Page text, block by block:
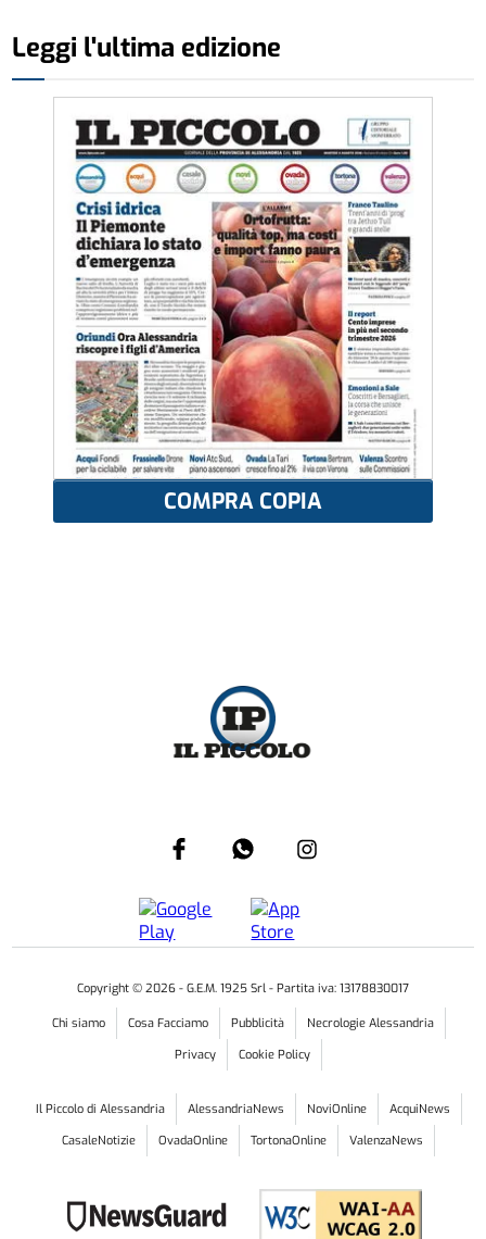
Leggi l'ultima edizione
COMPRA COPIA
Copyright © 2026 - G.E.M. 1925 Srl - Partita iva: 13178830017
Chi siamo Cosa Facciamo Pubblicità
Necrologie Alessandria
Privacy
Cookie Policy
Il Piccolo di Alessandria AlessandriaNews NoviOnline
AcquiNews
CasaleNotizie
OvadaOnline TortonaOnline ValenzaNews